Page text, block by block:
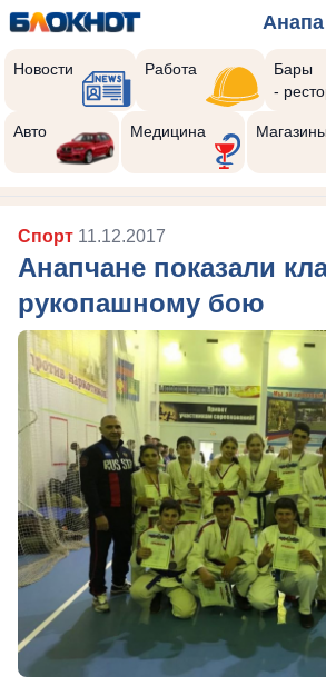
Анапа
Новости Работа
Бары
-
Авто Медицина Магазины
Спорт 11.12.2017
Анапчане показали
рукопашному бою